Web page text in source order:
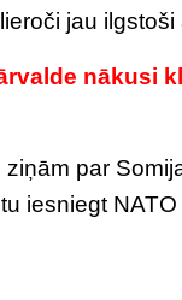
jau
nākusi
par
iesniegt